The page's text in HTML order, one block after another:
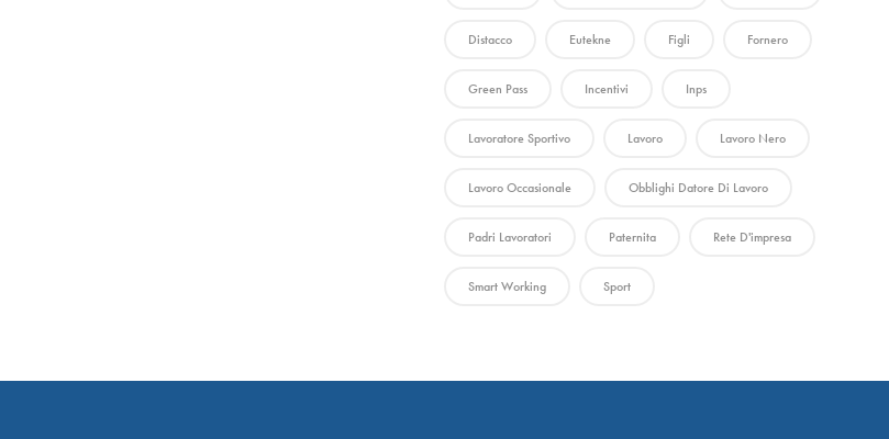
Distacco Eutekne Figli Fornero
Green Pass Incentivi Inps
Lavoratore Sportivo Lavoro Lavoro Nero
Lavoro Occasionale Obblighi Datore Di Lavoro
Padri Lavoratori Paternita Rete D'impresa
Smart Working Sport